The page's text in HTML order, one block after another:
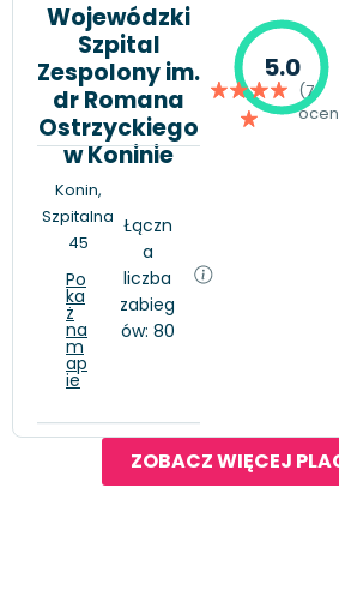
Wojewódzki
Szpital
Zespolony im.
dr Romana
Ostrzyckiego
w Koninie
Konin,
Szpitalna
45
Po
ka
ż
na
m
ap
ie
Łączn
a
liczba
zabieg
ów: 80
5.0
(7
ZOBACZ WIĘCEJ